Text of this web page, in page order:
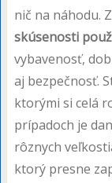
nič na náhodu.
skúsenosti
vybavenosť,
aj bezpečnosť.
ktorými si celá
prípadoch je
rôznych
ktorý presne